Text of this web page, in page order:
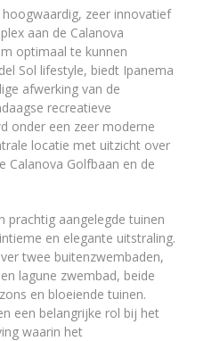
zeer innovatief
aan de Calanova
optimaal te kunnen
Sol lifestyle, biedt Ipanema
afwerking van de
recreatieve
onder een zeer moderne
locatie met uitzicht over
Calanova Golfbaan en de
prachtig aangelegde tuinen
en elegante uitstraling.
twee buitenzwembaden,
lagune zwembad, beide
en bloeiende tuinen.
een belangrijke rol bij het
waarin het